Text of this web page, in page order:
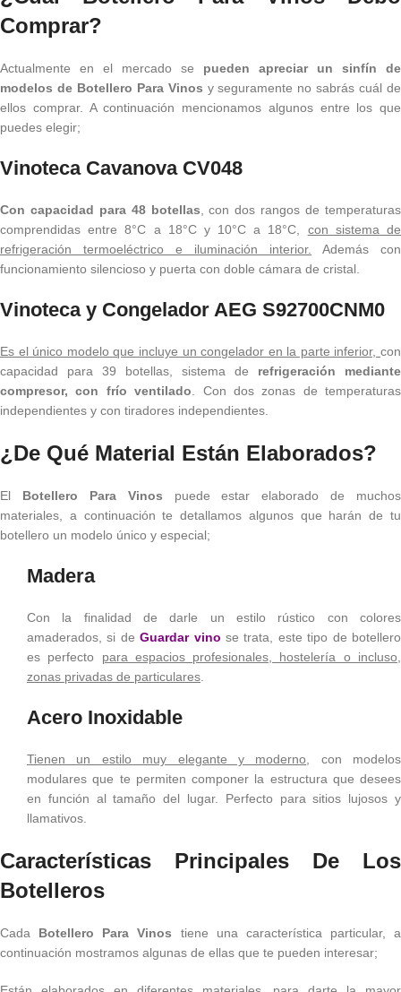
Comprar?
Actualmente en el mercado se pueden apreciar un sinfín de
modelos de Botellero Para Vinos y seguramente no sabrás cuál de
ellos comprar. A continuación mencionamos algunos entre los que
puedes elegir;
Vinoteca Cavanova CV048
Con capacidad para 48 botellas , con dos rangos de temperaturas
comprendidas entre 8°C a 18°C y 10°C a 18°C, con sistema de
refrigeración termoeléctrico e iluminación interior.
Además con
funcionamiento silencioso y puerta con doble cámara de cristal.
Vinoteca y Congelador AEG S92700CNM0
Es el único modelo que incluye un congelador en la parte inferior, con
capacidad para 39 botellas, sistema de refrigeración mediante
compresor, con frío ventilado . Con dos zonas de temperaturas
independientes y con tiradores independientes.
¿De Qué Material Están Elaborados?
El Botellero Para Vinos puede estar elaborado de muchos
materiales, a continuación te detallamos algunos que harán de tu
botellero un modelo único y especial;
Madera
Con la finalidad de darle un estilo rústico con colores
amaderados, si deGuardar vino se trata, este tipo de botellero
es perfecto para espacios profesionales, hostelería o incluso,
zonas privadas de particulares
Acero Inoxidable
Tienen un estilo muy elegante y moderno , con modelos
modulares que te permiten componer la estructura que desees
en función al tamaño del lugar. Perfecto para sitios lujosos y
llamativos.
Características Principales De Los
Botelleros
Cada Botellero Para Vinos tiene una característica particular, a
continuación mostramos algunas de ellas que te pueden interesar;